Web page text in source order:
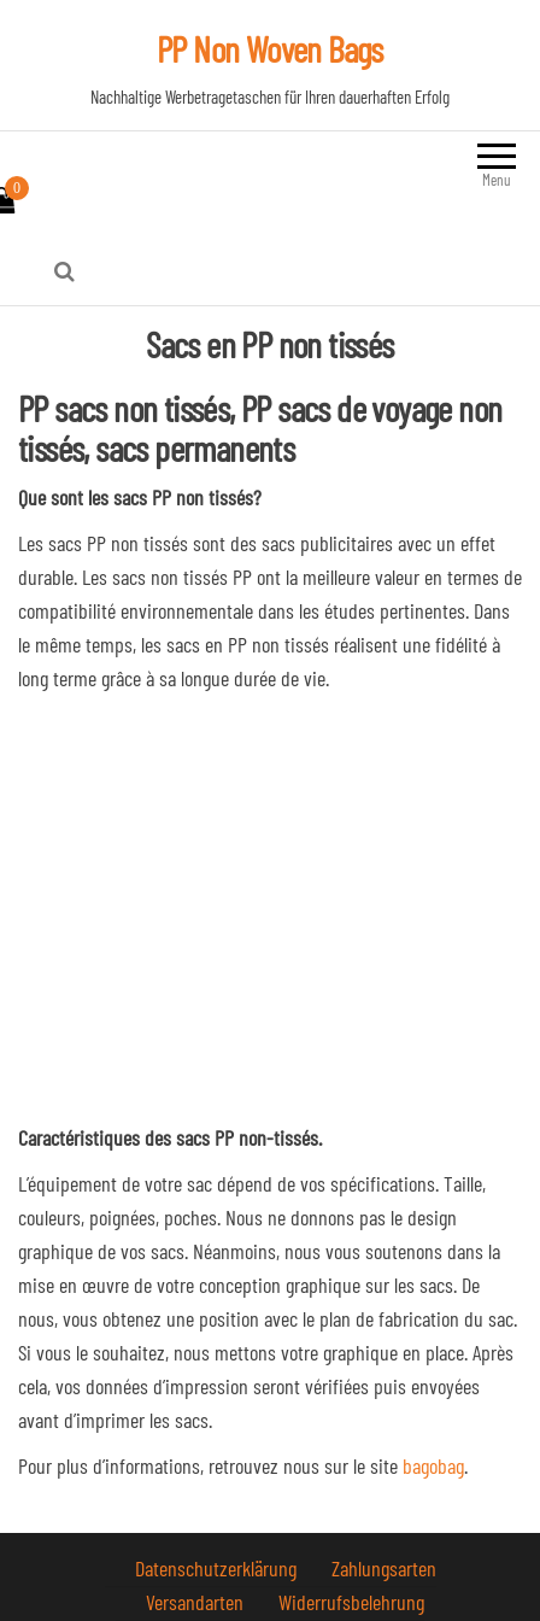
PP Non Woven Bags
Nachhaltige Werbetragetaschen für Ihren dauerhaften Erfolg
Menu
0
Sacs en PP non tissés
PP sacs non tissés, PP sacs de voyage non
tissés, sacs permanents
Que sont les sacs PP non tissés?
Les sacs PP non tissés sont des sacs publicitaires avec un effet
durable. Les sacs non tissés PP ont la meilleure valeur en termes de
compatibilité environnementale dans les études pertinentes. Dans
le même temps, les sacs en PP non tissés réalisent une fidélité à
long terme grâce à sa longue durée de vie.
Caractéristiques des sacs PP non-tissés.
L’équipement de votre sac dépend de vos spécifications. Taille,
couleurs, poignées, poches. Nous ne donnons pas le design
graphique de vos sacs. Néanmoins, nous vous soutenons dans la
mise en œuvre de votre conception graphique sur les sacs. De
nous, vous obtenez une position avec le plan de fabrication du sac.
Si vous le souhaitez, nous mettons votre graphique en place. Après
cela, vos données d’impression seront vérifiées puis envoyées
avant d’imprimer les sacs.
Pour plus d’informations, retrouvez nous sur le site bagobag.
Datenschutzerklärung
Zahlungsarten
Versandarten
Widerrufsbelehrung